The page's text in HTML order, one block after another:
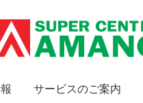
サービスのご案内